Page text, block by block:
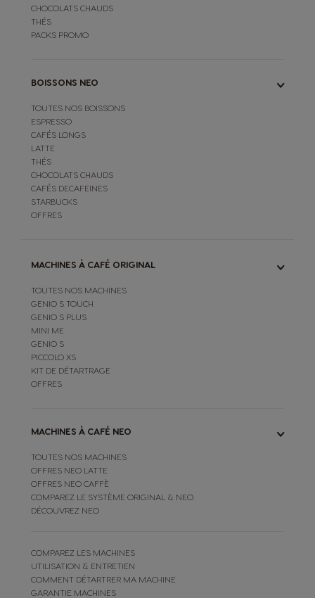
CHOCOLATS CHAUDS
THÉS
PACKS PROMO
BOISSONS NEO
TOUTES NOS BOISSONS
ESPRESSO
CAFÉS LONGS
LATTE
THÉS
CHOCOLATS CHAUDS
CAFÉS DECAFEINES
STARBUCKS
OFFRES
MACHINES À CAFÉ ORIGINAL
TOUTES NOS MACHINES
GENIO S TOUCH
GENIO S PLUS
MINI ME
GENIO S
PICCOLO XS
KIT DE DÉTARTRAGE
OFFRES
MACHINES À CAFÉ NEO
TOUTES NOS MACHINES
OFFRES NEO LATTE
OFFRES NEO CAFFÈ
COMPAREZ LE SYSTÈME ORIGINAL & NEO
DÉCOUVREZ NEO
COMPAREZ LES MACHINES
UTILISATION & ENTRETIEN
COMMENT DÉTARTRER MA MACHINE
GARANTIE MACHINES